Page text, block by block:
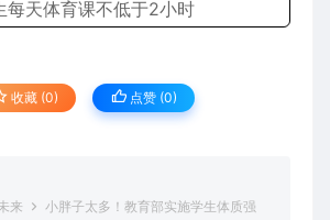
收藏 (0) 点赞 (0)
来
小胖子太多！教育部实施学生体质强